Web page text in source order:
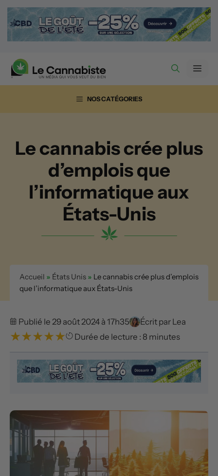
Aller
contenu
NOS CATÉGORIES
Le cannabis crée plus
d’emplois que
l’informatique aux
États-Unis
Accueil » États Unis » Le cannabis crée plus d’emplois
que l’informatique aux États-Unis
Publié le 29 août 2024 à 17h35 Écrit par Lea
★★★★★ Durée de lecture : 8 minutes